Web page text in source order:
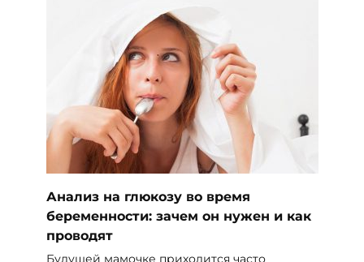
Анализ на глюкозу во время
беременности: зачем он нужен и как
проводят
Будущей мамочке приходится часто